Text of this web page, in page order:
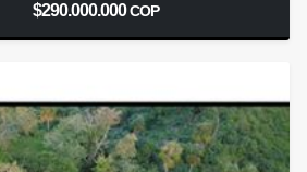
$290.000.000COP